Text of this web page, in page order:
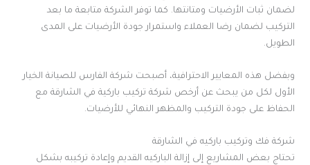
لضمان ثبات الأرضيات ومتانتها. كما توفر الشركة متابعة ما بعد
التركيب لضمان رضا العملاء واستمرار جودة الأرضيات على المدى
الطويل.
وبفضل هذه المعايير الاحترافية، أصبحت شركة الفارس للصيانة الخيار
الأول لكل من يبحث عن أرخص شركة تركيب باركية في الشارقة مع
الحفاظ على جودة التركيب والمظهر النهائي للأرضيات.
شركة فك وتركيب باركيه في الشارقة
تحتاج بعض المشاريع إلى إزالة الباركيه القديم وإعادة تركيبه بشكل